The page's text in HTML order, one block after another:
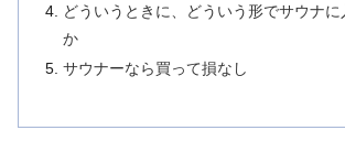
どういうときに、どういう形でサウナ
か
サウナーなら買って損なし